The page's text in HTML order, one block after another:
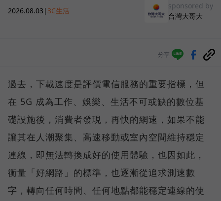
2026.08.03 | 3C生活
sponsored by
台灣大哥大
分享
過去，下載速度是評價電信服務的重要指標，但
在 5G 成為工作、娛樂、生活不可或缺的數位基
礎設施後，消費者發現，再快的網速，如果不能
讓其在人潮聚集、高速移動或室內空間維持穩定
連線，即無法轉換成好的使用體驗，也因如此，
衡量「好網路」的標準，也逐漸從追求測速數
字，轉向任何時間、任何地點都能穩定連線的使